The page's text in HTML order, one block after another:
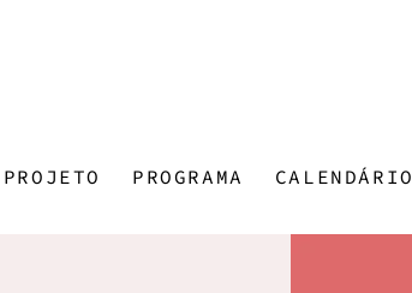
PROGRAMA CALENDÁRIO